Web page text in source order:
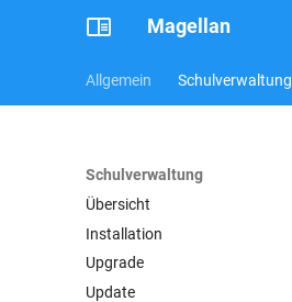
Magellan
Allgemein Schulverwaltung
Schulverwaltung
Übersicht
Installation
Übersicht
Systemvoraussetzungen
Upgrade
11 auf 12
Update